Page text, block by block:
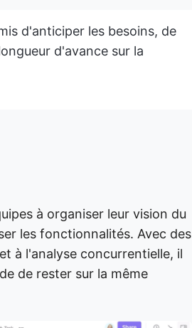
d'anticiper les besoins, de
d'avance sur la
à organiser leur vision du
les fonctionnalités. Avec des
à l'analyse concurrentielle, il
de rester sur la même